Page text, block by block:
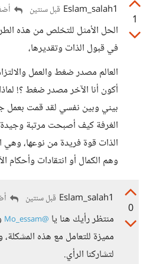
1
Eslam_salah1 قبل سنتين
الحل الأمثل للتخلص من هذه
في قبول الذات وتقديرها،
العالم مصدر ضغط والعمل
أكون أنا الآخر مصدر ضغط ؟!
بيني وبين نفسي لقد قمت بعمل
الغرفة كيف أصبحت مرتبة
الذات قوة فريدة من نوعها، وهي
وهم الكمال أو انتقادات وأحكام
0
Eslam_salah1 قبل سنتين
منتظر رأيك هنا يا @Mo_essam
مميزة للتعامل مع هذه
لتشاركنا الرأي.